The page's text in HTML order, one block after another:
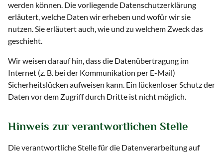
werden können. Die vorliegende Datenschutzerklärung
erläutert, welche Daten wir erheben und wofür wir sie
nutzen. Sie erläutert auch, wie und zu welchem Zweck das
geschieht.
Wir weisen darauf hin, dass die Datenübertragung im
Internet (z. B. bei der Kommunikation per E-Mail)
Sicherheitslücken aufweisen kann. Ein lückenloser Schutz der
Daten vor dem Zugriff durch Dritte ist nicht möglich.
Hinweis zur verantwortlichen Stelle
Die verantwortliche Stelle für die Datenverarbeitung auf